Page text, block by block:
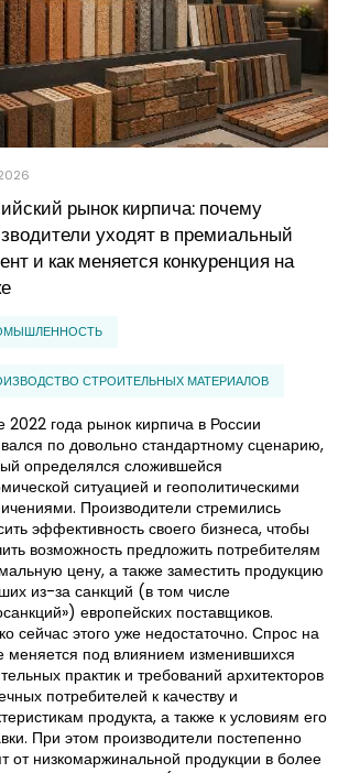
рынок кирпича: почему
уходят в премиальный
и как меняется конкуренция на
СТРОИТЕЛЬНЫХ МАТЕРИАЛОВ
2022 года рынок кирпича в России
по довольно стандартному сценарию,
определялся сложившейся
ситуацией и геополитическими
Производители стремились
эффективность своего бизнеса, чтобы
возможность предложить потребителям
цену, а также заместить продукцию
из-за санкций (в том числе
европейских поставщиков.
сейчас этого уже недостаточно. Спрос на
меняется под влиянием изменившихся
практик и требований архитекторов
потребителей к качеству и
продукта, а также к условиям его
При этом производители постепенно
от низкомаржинальной продукции в более